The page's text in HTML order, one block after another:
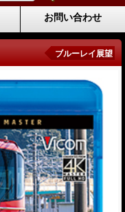
お問い合わせ
ブルーレイ展望